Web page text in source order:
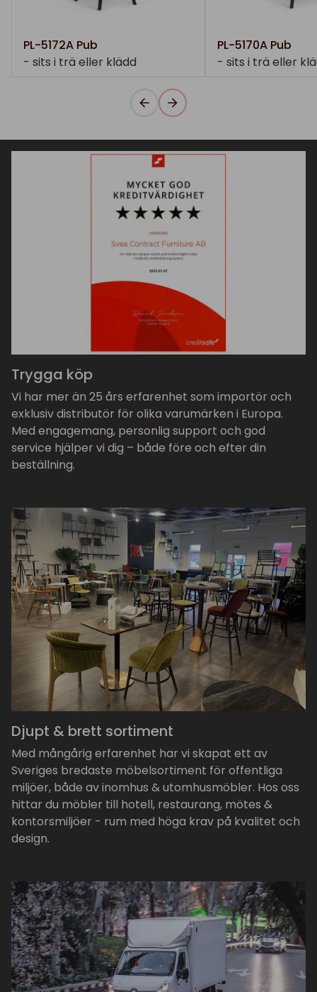
PL-5172A Pub
- sits i trä eller klädd
PL-5170A Pub
- sits i trä eller
Trygga köp
Vi har mer än 25 års erfarenhet som importör och
exklusiv distributör för olika varumärken i Europa.
Med engagemang, personlig support och god
service hjälper vi dig – både före och efter din
beställning.
Djupt & brett sortiment
Med mångårig erfarenhet har vi skapat ett av
Sveriges bredaste möbelsortiment för offentliga
miljöer, både av inomhus & utomhusmöbler. Hos oss
hittar du möbler till hotell, restaurang, mötes &
kontorsmiljöer - rum med höga krav på kvalitet och
design.